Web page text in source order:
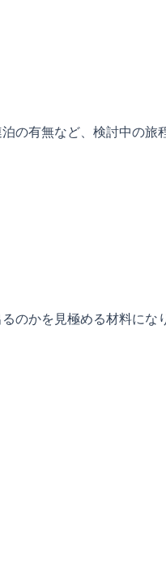
の有無など、検討中の
のかを見極める材料にな